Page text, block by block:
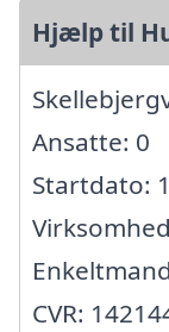
Hjælp til
Ansatte: 0
Startdato:
CVR: